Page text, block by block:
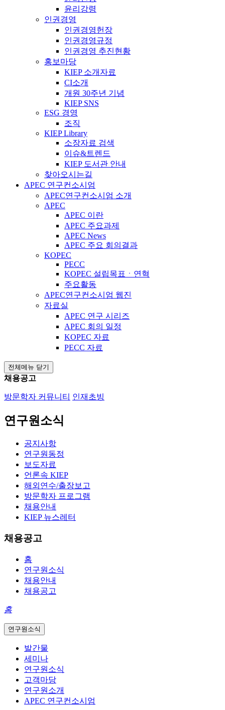
윤리강령
인권경영
인권경영헌장
인권경영규정
인권경영 추진현황
홍보마당
KIEP 소개자료
CI소개
개원 30주년 기념
KIEP SNS
ESG 경영
조직
KIEP Library
소장자료 검색
이슈&트렌드
KIEP 도서관 안내
찾아오시는길
APEC 연구컨소시엄
APEC연구컨소시엄 소개
APEC
APEC 이란
APEC 주요과제
APEC News
APEC 주요 회의결과
KOPEC
PECC
KOPEC 설립목표ㆍ연혁
주요활동
APEC연구컨소시엄 웹진
자료실
APEC 연구 시리즈
APEC 회의 일정
KOPEC 자료
PECC 자료
전체메뉴 닫기
채용공고
방문학자 커뮤니티 인재초빙
연구원소식
공지사항
연구원동정
보도자료
언론속 KIEP
해외연수/출장보고
방문학자 프로그램
채용안내
KIEP 뉴스레터
채용공고
홈
연구원소식
채용안내
채용공고
홈
연구원소식
발간물
세미나
연구원소식
고객마당
연구원소개
APEC 연구컨소시엄